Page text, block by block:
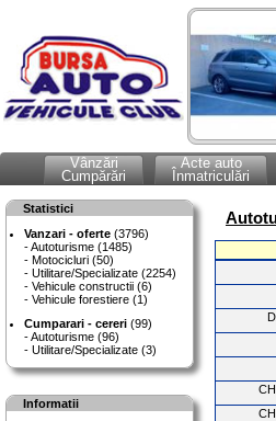
Vânzări
Cumpărări
Acte auto
Înmatriculări
Statistici
Vanzari - oferte (3796)
Autoturisme (1485)
Motocicluri (50)
Utilitare/Specializate (2254)
Vehicule constructii (6)
Vehicule forestiere (1)
Cumparari - cereri (99)
Autoturisme (96)
Utilitare/Specializate (3)
Informatii